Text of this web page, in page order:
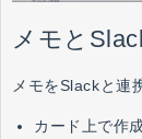
メモと
メモをSlackと連
カード上で作